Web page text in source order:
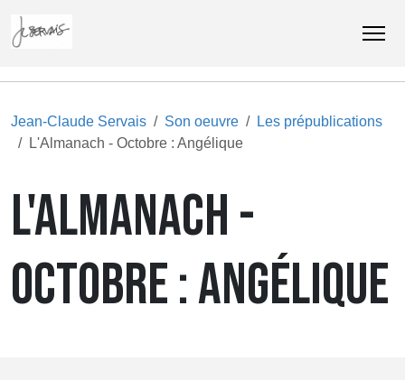
Jean-Claude Servais Son oeuvre
Les prépublications
L'Almanach - Octobre : Angélique
L'ALMANACH -
OCTOBRE : ANGÉLIQUE